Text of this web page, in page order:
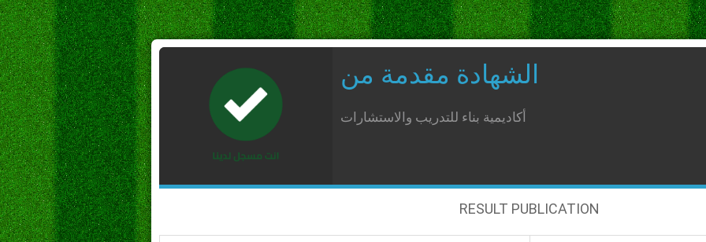
الشهادة مقدمة من
أكاديمية بناء للتدريب والاستشارات
RESULT PUBLICATION